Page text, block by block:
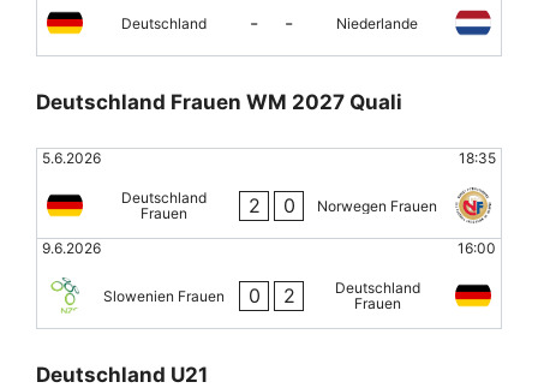
Deutschland - - Niederlande
Deutschland Frauen WM 2027 Quali
5.6.2026 18:35
Deutschland
Frauen
2 0 Norwegen Frauen
9.6.2026 16:00
Slowenien Frauen 0 2
Deutschland
Frauen
Deutschland U21